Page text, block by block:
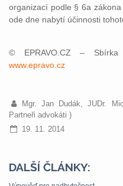
organizací podle § 6a
ode dne nabytí účinnosti
© EPRAVO.CZ –
www.epravo.cz
Mgr. Jan Dudák, JUDr.
Partneři advokáti )
19. 11. 2014
DALŠÍ ČLÁNKY: